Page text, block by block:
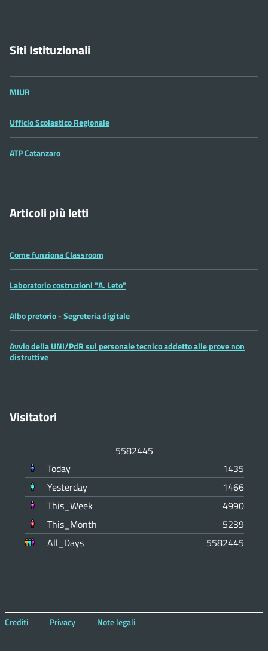
Siti Istituzionali
MIUR
Ufficio Scolastico Regionale
ATP Catanzaro
Articoli più letti
Come funziona Classroom
Laboratorio costruzioni "A. Leto"
Albo pretorio - Segreteria digitale
Avvio della UNI/PdR sul personale tecnico addetto alle prove non
distruttive
Visitatori
5582445
Today
1435
Yesterday
1466
This_Week
4990
This_Month
5239
All_Days
5582445
Crediti Privacy Note legali